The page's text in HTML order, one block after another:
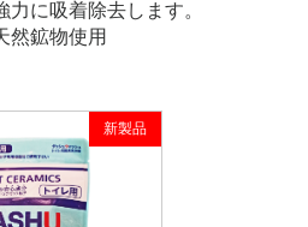
力に吸着除去します。
然鉱物使用
新製品